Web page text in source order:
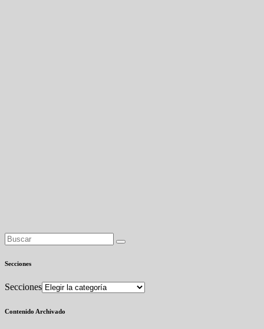
Secciones
Secciones
Contenido Archivado